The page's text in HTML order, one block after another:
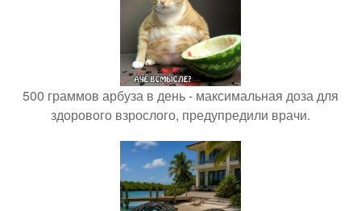
500 граммов арбуза в день - максимальная доза для
здорового взрослого, предупредили врачи.